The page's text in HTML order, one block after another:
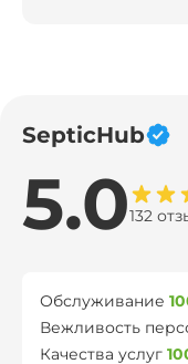
SepticHub
5.0132
Обслуживание
Вежливость
Качества услуг